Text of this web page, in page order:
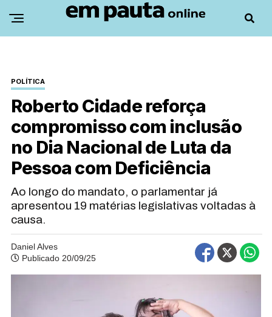
POLÍTICA
Roberto Cidade reforça
compromisso com inclusão
no Dia Nacional de Luta da
Pessoa com Deficiência
Ao longo do mandato, o parlamentar já
apresentou 19 matérias legislativas voltadas à
causa.
Daniel Alves
Publicado 20/09/25